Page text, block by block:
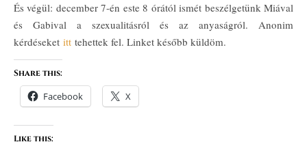
És végül: december 7-én este 8 órától ismét beszélgetünk Miával
és Gabival a szexualitásról és az anyaságról. Anonim
kérdéseket itt tehettek fel. Linket később küldöm.
Share this:
Facebook X
Like this: